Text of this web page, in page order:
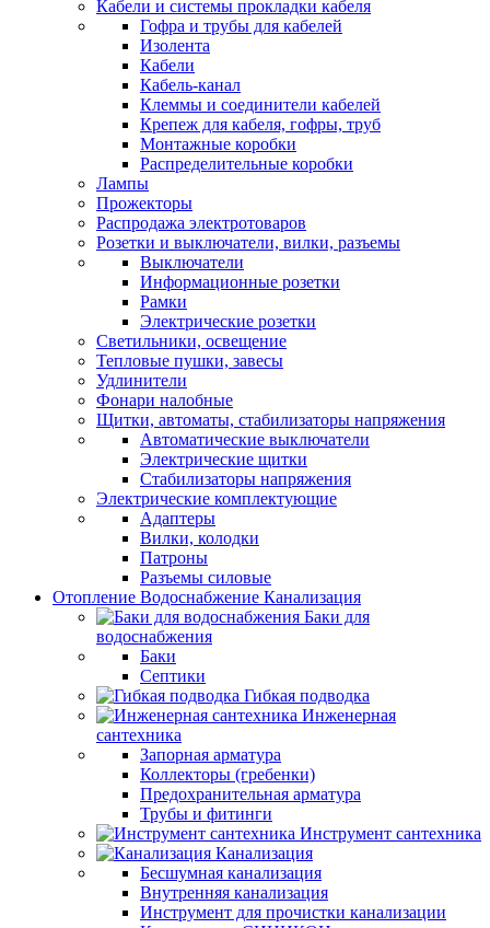
Кабели и системы прокладки кабеля
Гофра и трубы для кабелей
Изолента
Кабели
Кабель-канал
Клеммы и соединители кабелей
Крепеж для кабеля, гофры, труб
Монтажные коробки
Распределительные коробки
Лампы
Прожекторы
Распродажа электротоваров
Розетки и выключатели, вилки, разъемы
Выключатели
Информационные розетки
Рамки
Электрические розетки
Светильники, освещение
Тепловые пушки, завесы
Удлинители
Фонари налобные
Щитки, автоматы, стабилизаторы напряжения
Автоматические выключатели
Электрические щитки
Стабилизаторы напряжения
Электрические комплектующие
Адаптеры
Вилки, колодки
Патроны
Разъемы силовые
Отопление Водоснабжение Канализация
Баки для
водоснабжения
Баки
Септики
Гибкая подводка
Инженерная
сантехника
Запорная арматура
Коллекторы (гребенки)
Предохранительная арматура
Трубы и фитинги
Инструмент сантехника
Канализация
Бесшумная канализация
Внутренняя канализация
Инструмент для прочистки канализации